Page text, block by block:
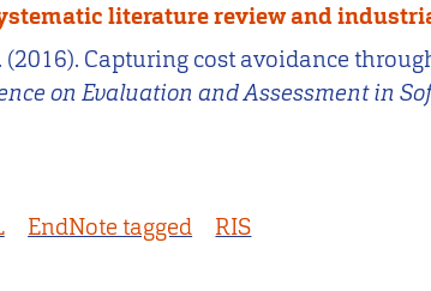
literature review and
(2016). Capturing cost avoidance
on Evaluation and Assessment in
EndNote tagged RIS